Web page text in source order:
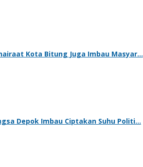
Kota Bitung Juga Imbau Masyar…
Depok Imbau Ciptakan Suhu Politi…